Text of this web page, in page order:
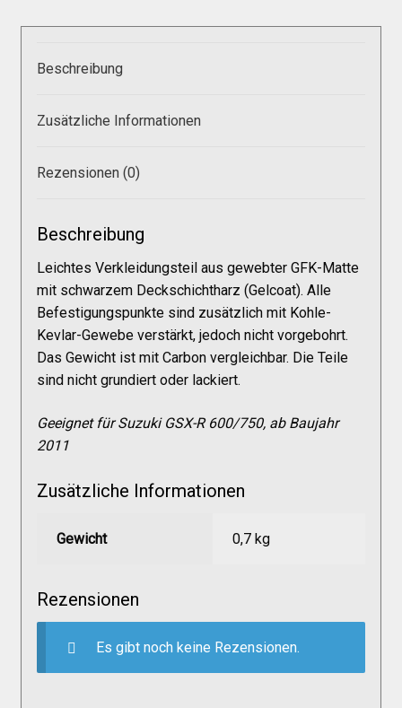
Galerie
Mein Konto
FAQs
Beschreibung
Zusätzliche Informationen
Rezensionen (0)
Beschreibung
Leichtes Verkleidungsteil aus gewebter GFK-Matte
mit schwarzem Deckschichtharz (Gelcoat). Alle
Befestigungspunkte sind zusätzlich mit Kohle-
Kevlar-Gewebe verstärkt, jedoch nicht vorgebohrt.
Das Gewicht ist mit Carbon vergleichbar. Die Teile
sind nicht grundiert oder lackiert.
Geeignet für Suzuki GSX-R 600/750, ab Baujahr
2011
Zusätzliche Informationen
Gewicht 0,7 kg
Rezensionen
Es gibt noch keine Rezensionen.